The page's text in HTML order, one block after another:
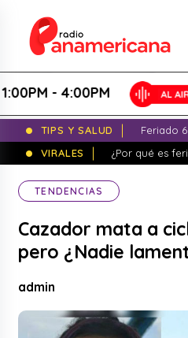
4:00PM
TIPS Y SALUD
Feriado
VIRALES
¿Por qué es
TENDENCIAS
Cazador mata a
pero ¿Nadie
admin